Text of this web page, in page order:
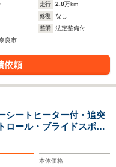
走行 2.8万km
修復
なし
整備
法定整備付
良市
依頼
ートヒーター付・追突
ロール・ブライドスポッ
レイ対応・Bluteooth・
ー・LEDライト
本体価格